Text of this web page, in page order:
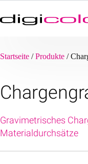
Inhalt
springen
Startseite /Produkte /
Gravimetrisches
Materialdurchsätze